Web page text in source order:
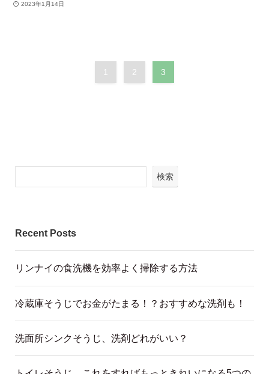
2023年1月14日
1 2 3
検索
Recent Posts
リンナイの食洗機を効率よく掃除する方法
冷蔵庫そうじでお金がたまる！？おすすめな洗剤も！
洗面所シンクそうじ、洗剤どれがいい？